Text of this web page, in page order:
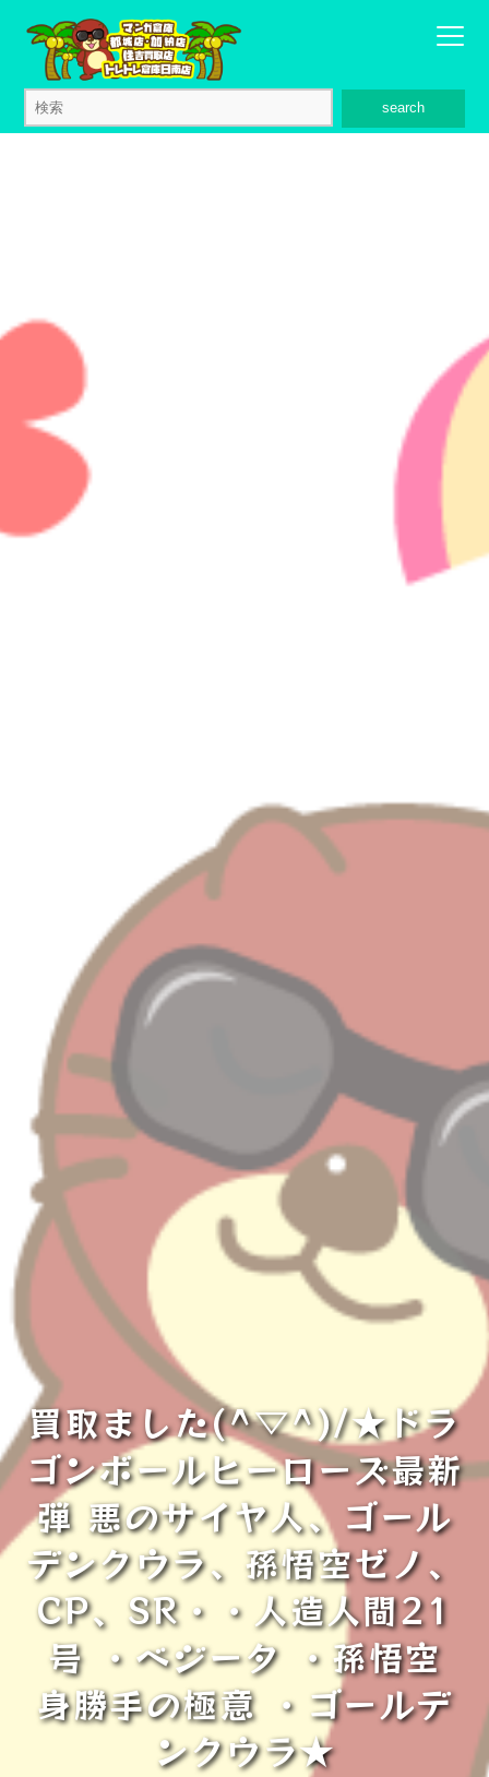
search
買取ました(^▽^)/★ドラ
ゴンボールヒーローズ最新
弾 悪のサイヤ人、ゴール
デンクウラ、孫悟空ゼノ、
CP、SR・・人造人間21
号 ・ベジータ ・孫悟空
身勝手の極意 ・ゴールデ
ンクウラ★